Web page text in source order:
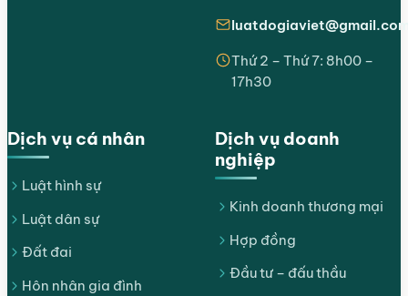
Dịch vụ cá nhân
Luật hình sự
Luật dân sự
Đất đai
Hôn nhân gia đình
Dịch vụ doanh
nghiệp
Kinh doanh thương mại
Hợp đồng
Đầu tư – đấu thầu
Thứ 2 – Thứ 7: 8h00 –
17h30